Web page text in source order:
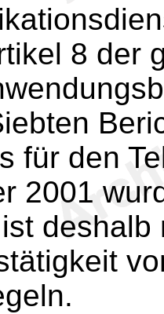
8 der
für den
2001